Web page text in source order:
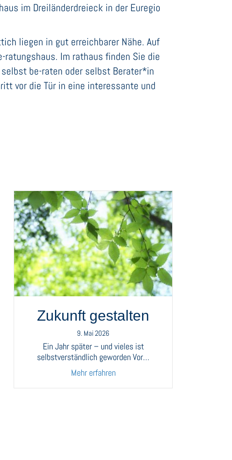
im Dreiländerdreieck in der Euregio
liegen in gut erreichbarer Nähe. Auf
Im rathaus finden Sie die
be-raten oder selbst Berater*in
vor die Tür in eine interessante und
Beratung
Zukunft gestalten
9. Mai 2026
Ein Jahr später – und vieles ist
selbstverständlich geworden Vor…
Mehr erfahrenabout Zukunft gestalten